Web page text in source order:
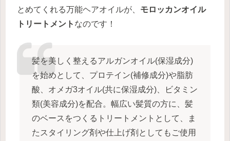
とめてくれる万能ヘアオイルが、 モロッカンオイル
トリートメント なのです！
髪を美しく整えるアルガンオイル(保湿成分)
を始めとして、プロテイン(補修成分)や脂肪
酸、オメガ3オイル(共に保湿成分)、ビタミン
類(美容成分)を配合。幅広い髪質の方に、髪
のベースをつくるトリートメントとして、ま
たスタイリング剤や仕上げ剤としてもご使用